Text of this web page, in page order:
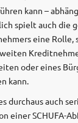
kann –
spielt auch die
eine Rolle,
oder eines
kann.
durchaus auch
einer SCHUFA-